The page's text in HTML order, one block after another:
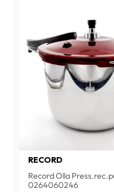
RECORD
Record Olla
0264060246